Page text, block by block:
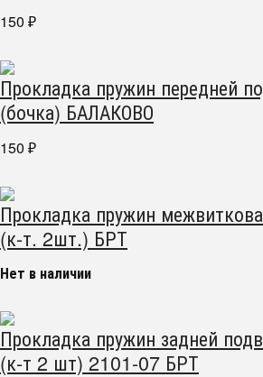
150 ₽
Прокладка пружин передней
(бочка) БАЛАКОВО
150 ₽
Прокладка пружин
(к-т. 2шт.) БРТ
Нет в наличии
Прокладка пружин задней
(к-т 2 шт) 2101-07 БРТ